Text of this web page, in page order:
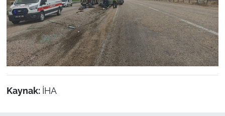
Kaynak: İHA